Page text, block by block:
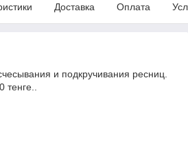
Доставка Оплата
и подкручивания ресниц.